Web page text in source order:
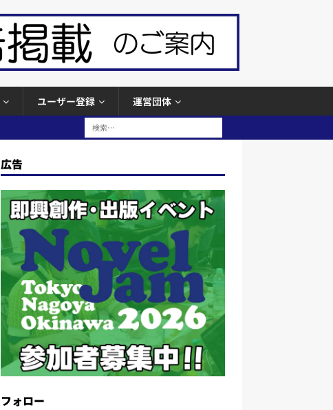
ユーザー登録 運営団体
広告
フォロー